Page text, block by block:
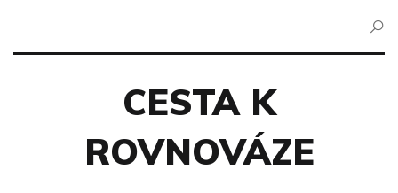
CESTA K
ROVNOVÁZE